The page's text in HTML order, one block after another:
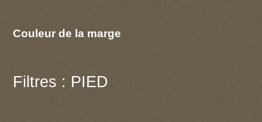
Couleur de la marge
Filtres : PIED